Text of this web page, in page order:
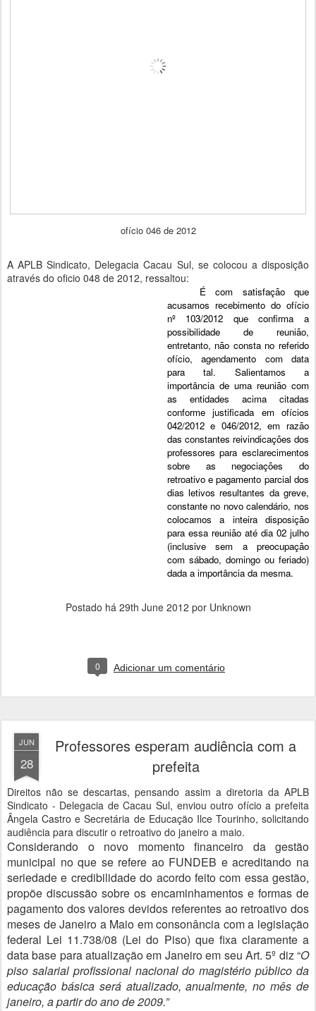
ofício 046 de 2012
A APLB Sindicato, Delegacia Cacau Sul, se colocou a disposição
através do oficio 048 de 2012, ressaltou:
É com satisfação que
acusamos recebimento do ofício
nº 103/2012 que confirma a
possibilidade de reunião,
entretanto, não consta no referido
ofício, agendamento com data
para tal. Salientamos a
importância de uma reunião com
as entidades acima citadas
conforme justificada em ofícios
042/2012 e 046/2012, em razão
das constantes reivindicações dos
professores para esclarecimentos
sobre as negociações do
retroativo e pagamento parcial dos
dias letivos resultantes da greve,
constante no novo calendário, nos
colocamos a inteira disposição
para essa reunião até dia 02 julho
(inclusive sem a preocupação
com sábado, domingo ou feriado)
dada a importância da mesma.
Postado há 29th June 2012 por Unknown
0 Adicionar um comentário
JUN
28
Professores esperam audiência com a
prefeita
Direitos não se descartas, pensando assim a diretoria da APLB
Sindicato - Delegacia de Cacau Sul, enviou outro ofício a prefeita
Ângela Castro e Secretária de Educaçäo Ilce Tourinho, solicitando
audiência para discutir o retroativo do janeiro a maio.
Considerando o novo momento financeiro da gestão
municipal no que se refere ao FUNDEB e acreditando na
seriedade e credibilidade do acordo feito com essa gestão,
propõe discussão sobre os encaminhamentos e formas de
pagamento dos valores devidos referentes ao retroativo dos
meses de Janeiro a Maio em consonância com a legislação
federal Lei 11.738/08 (Lei do Piso) que fixa claramente a
data base para atualização em Janeiro em seu Art. 5º diz “O
piso salarial profissional nacional do magistério público da
educação básica será atualizado, anualmente, no mês de
janeiro, a partir do ano de 2009.”